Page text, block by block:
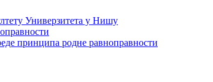
Универзитета у Нишу
принципа родне равноправности